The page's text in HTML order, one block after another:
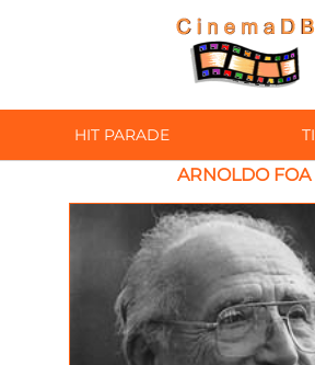
HIT PARADE
ARNOLDO FOA